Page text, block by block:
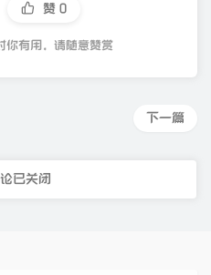
赞 0
你有用，请随意赞赏
下一篇
已关闭